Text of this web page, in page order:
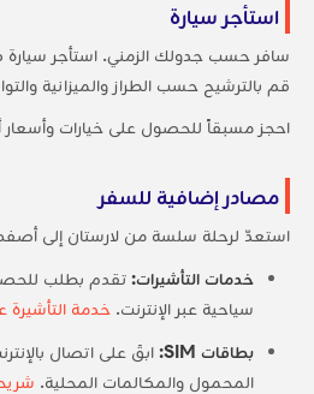
استأجر سيارة
سافر حسب جدولك الزمني. استأجر سيارة
قم بالترشيح حسب الطراز والميزانية
احجز مسبقاً للحصول على خيارات
مصادر إضافية للسفر
استعدّ لرحلة سلسة من لارستان إلى
خدمات التأشيرات: تقدم بطلب
سياحية عبر الإنترنت. خدمة التأشيرة
بطاقات SIM:
ابقَ على اتصال
المحمول والمكالمات المحلية.